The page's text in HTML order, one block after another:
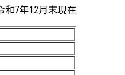
和7年12月末現在